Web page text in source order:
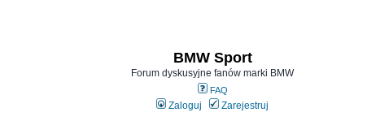
BMW Sport
Forum dyskusyjne fanów marki BMW
FAQ
Zaloguj Zarejestruj